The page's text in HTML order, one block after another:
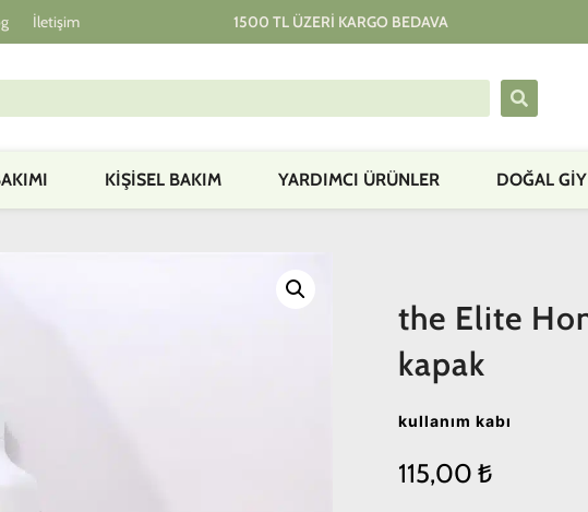
İletişim 1500 TL ÜZERI KARGO BEDAVA
KIŞISEL BAKIM YARDIMCI ÜRÜNLER DOĞAL
the Elite
kapak
kullanım kabı
115,00 ₺